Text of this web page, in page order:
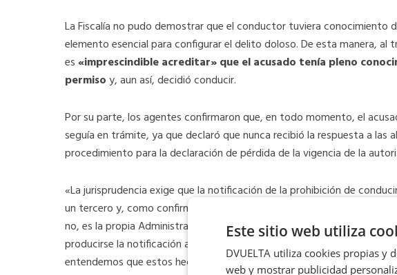
La Fiscalía no pudo demostrar que el conductor tuviera conocimiento
elemento esencial para configurar el delito doloso. De esta manera, al
es«imprescindible acreditar» que el acusado tenía pleno
permisoy, aun así, decidió conducir.
Por su parte, los agentes confirmaron que, en todo momento, el
seguía en trámite, ya que declaró que nunca recibió la respuesta a las
procedimiento para la declaración de pérdida de la vigencia de la
«La jurisprudencia exige que la notificación de la prohibición de
un tercero y, como confirma el juex, la única que puede determinar si
no, es la propia Administración Pública. Al no haber contestación
producirse la notificación a un tercero distinto del interesado,
entendemos que estos hechos no pueden ser constitutivos de
Este sitio web utiliza
DVUELTA utiliza cookies propias y
web y mostrar publicidad